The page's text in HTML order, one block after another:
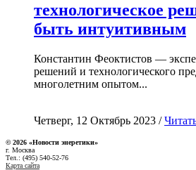
технологическое
быть интуитивным
Константин Феоктистов —
решений и технологического
многолетним опытом...
Четверг, 12 Октябрь 2023 /
© 2026 «Новости энеретики»
г. Москва
Тел.: (495) 540-52-76
Карта сайта